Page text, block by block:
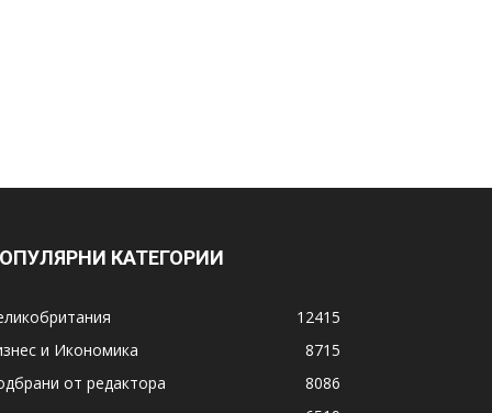
КАТЕГОРИИ
12415
и Икономика
8715
от редактора
8086